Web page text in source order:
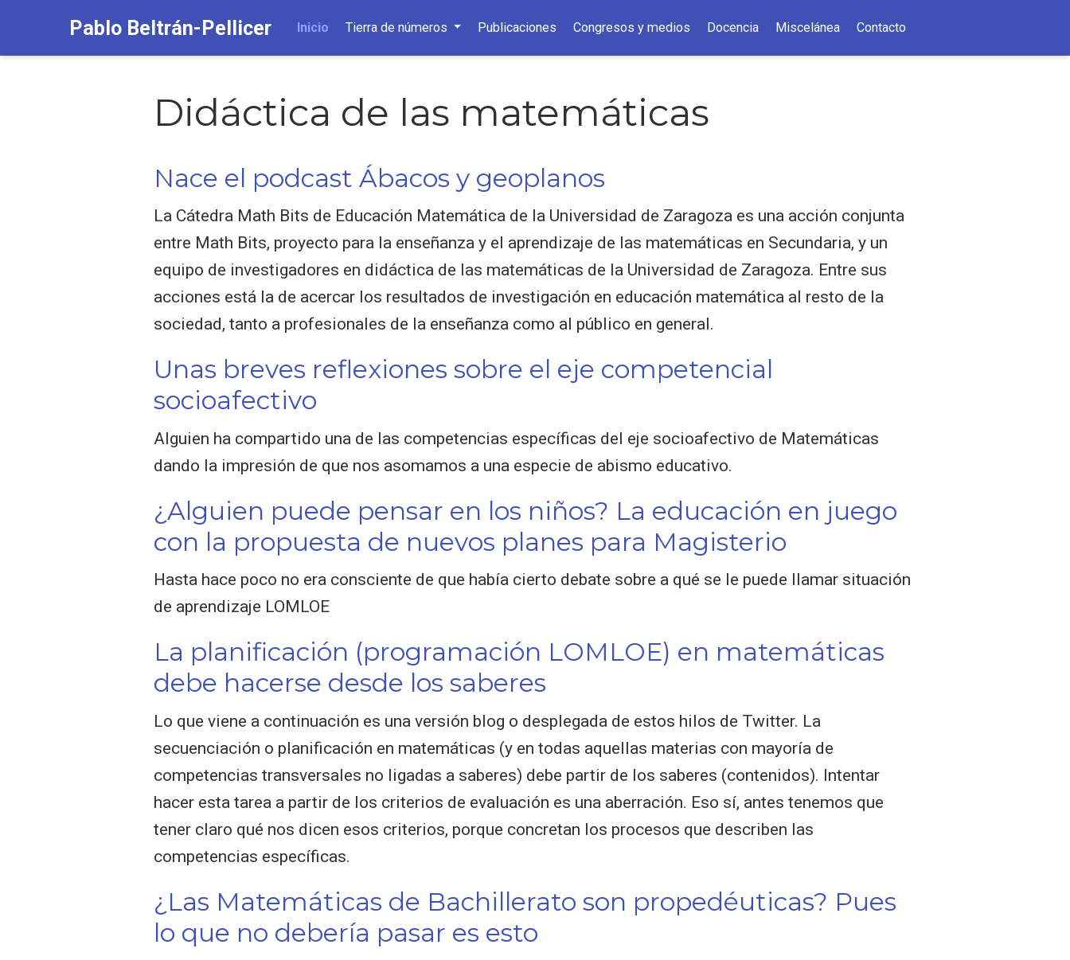
Pablo Beltrán-Pellicer Inicio Tierra de números Publicaciones Congresos y medios Docencia Miscelánea Contacto
Didáctica de las matemáticas
Nace el podcast Ábacos y geoplanos
La Cátedra Math Bits de Educación Matemática de la Universidad de Zaragoza es una acción conjunta
entre Math Bits, proyecto para la enseñanza y el aprendizaje de las matemáticas en Secundaria, y un
equipo de investigadores en didáctica de las matemáticas de la Universidad de Zaragoza. Entre sus
acciones está la de acercar los resultados de investigación en educación matemática al resto de la
sociedad, tanto a profesionales de la enseñanza como al público en general.
Unas breves reflexiones sobre el eje competencial
socioafectivo
Alguien ha compartido una de las competencias específicas del eje socioafectivo de Matemáticas
dando la impresión de que nos asomamos a una especie de abismo educativo.
¿Alguien puede pensar en los niños? La educación en juego
con la propuesta de nuevos planes para Magisterio
Hasta hace poco no era consciente de que había cierto debate sobre a qué se le puede llamar situación
de aprendizaje LOMLOE
La planificación (programación LOMLOE) en matemáticas
debe hacerse desde los saberes
Lo que viene a continuación es una versión blog o desplegada de estos hilos de Twitter. La
secuenciación o planificación en matemáticas (y en todas aquellas materias con mayoría de
competencias transversales no ligadas a saberes) debe partir de los saberes (contenidos). Intentar
hacer esta tarea a partir de los criterios de evaluación es una aberración. Eso sí, antes tenemos que
tener claro qué nos dicen esos criterios, porque concretan los procesos que describen las
competencias específicas.
¿Las Matemáticas de Bachillerato son propedéuticas? Pues
lo que no debería pasar es esto